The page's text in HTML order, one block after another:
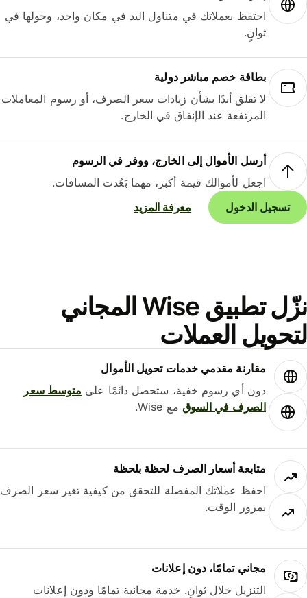
احتفظ بعملاتك في متناول اليد في مكان واحد، وحولها في
ثوانٍ.
بطاقة خصم مباشر دولية
لا تقلق أبدًا بشأن زيادات سعر الصرف، أو رسوم المعاملات
المرتفعة عند الإنفاق في الخارج.
أرسل الأموال إلى الخارج، ووفر في الرسوم
اجعل لأموالك قيمة أكبر، مهما بَعُدت المسافات.
تسجيل الدخول
معرفة المزيد
نزّل تطبيق Wise المجاني
العملات
مقارنة مقدمي خدمات تحويل الأموال
دون أي رسوم خفية، ستحصل دائمًا علىمتوسط ​​سعر
الصرف في السوقمع Wise.
متابعة أسعار الصرف لحظة بلحظة
احفظ عملاتك المفضلة للتحقق من كيفية تغير سعر الصرف
بمرور الوقت.
مجاني تمامًا، دون إعلانات
التنزيل خلال ثوانٍ. خدمة مجانية تمامًا ودون إعلانات